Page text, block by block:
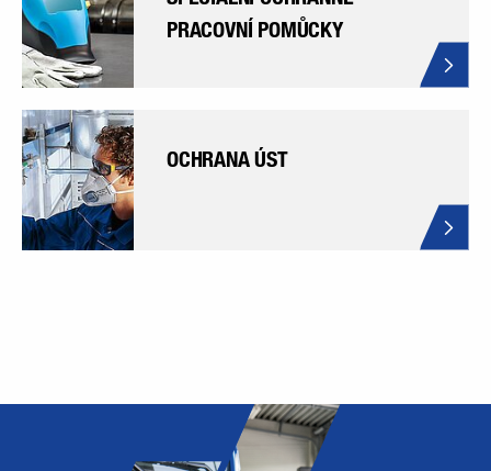
PRACOVNÍ POMŮCKY
OCHRANA ÚST